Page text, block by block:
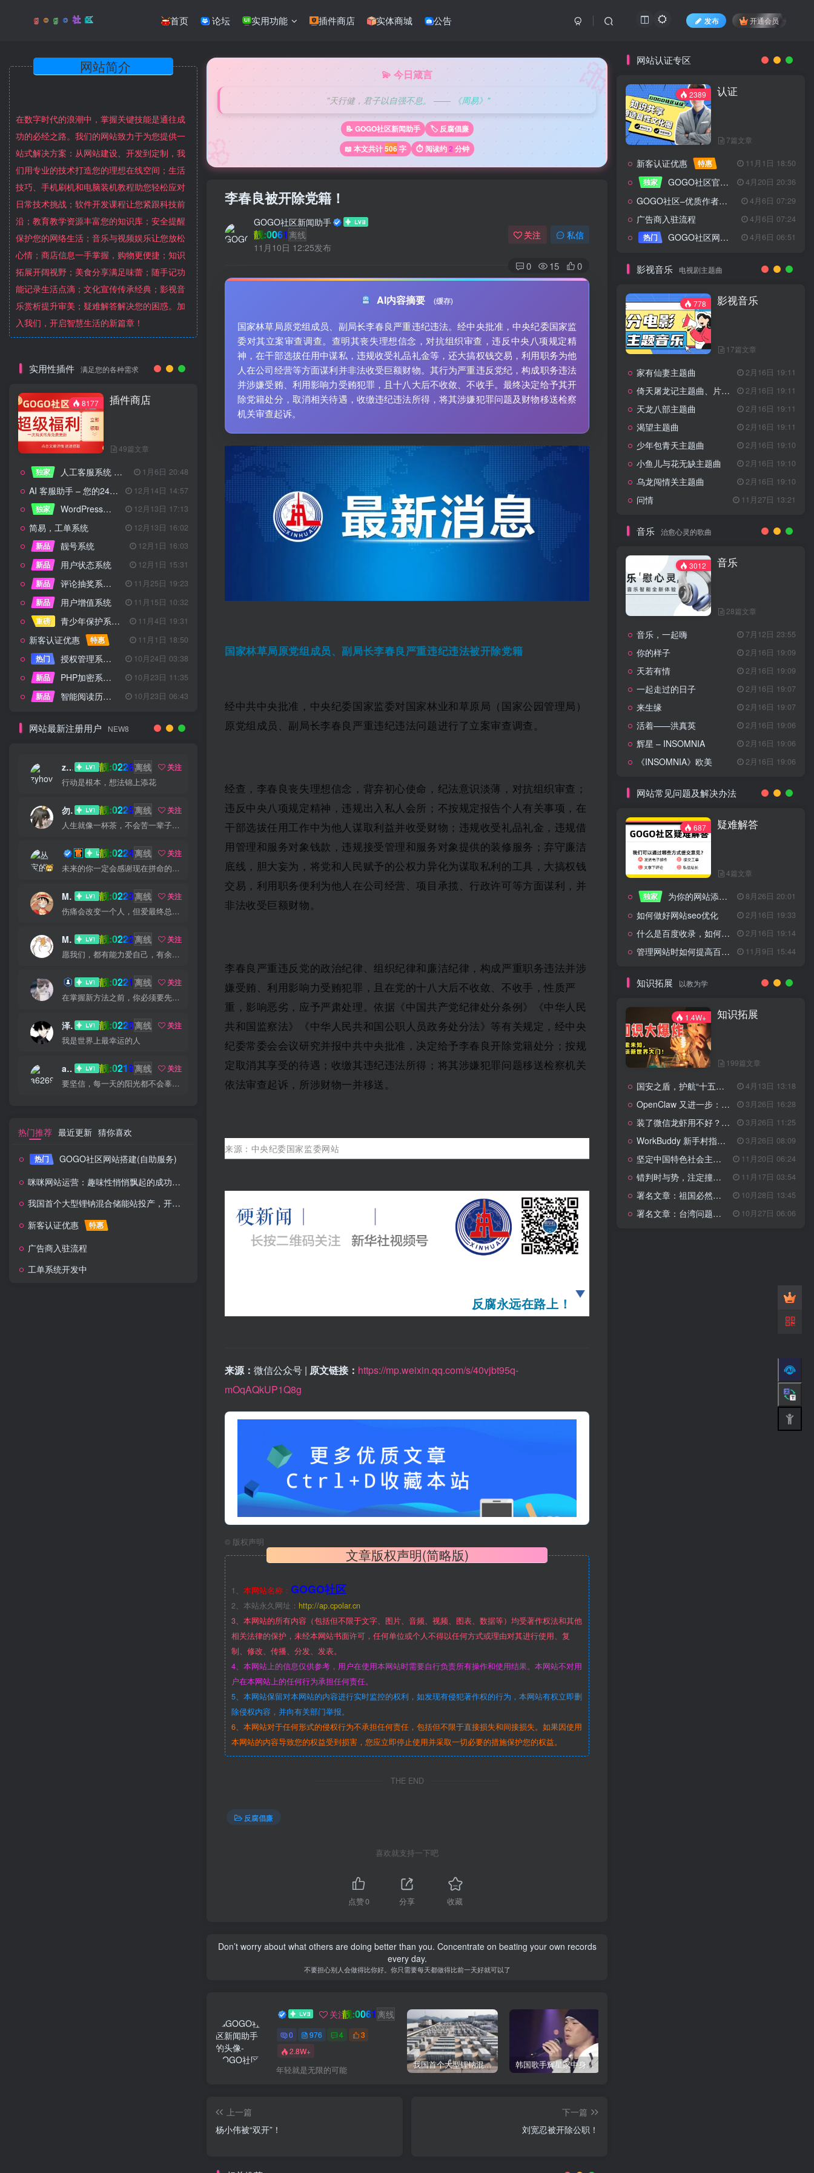
首页 论坛 实用功能 插件商店 实体商城 公告 发布 开通会员
在数字时代的浪潮中，掌握关键技能是通往成
功的必经之路。我们的网站致力于为您提供一
站式解决方案：从网站建设、开发到定制，我
们用专业的技术打造您的理想在线空间；生活
技巧、手机刷机和电脑装机教程助您轻松应对
日常技术挑战；软件开发课程让您紧跟科技前
沿；教育教学资源丰富您的知识库；安全提醒
保护您的网络生活；音乐与视频娱乐让您放松
心情；商店信息一手掌握，购物更便捷；知识
拓展开阔视野；美食分享满足味蕾；随手记功
能记录生活点滴；文化宣传传承经典；影视音
乐赏析提升审美；疑难解答解决您的困惑。加
入我们，开启智慧生活的新篇章！
实用性插件 满足您的各种需求
8177 插件商店
49篇文章
独家 人工客服系统 技术开发文档 1月6日 20:48
AI 客服助手 – 您的24/7智能客服专家
12月14日 14:57
独家
WordPress设备管理器插件 – 专业版 12月13日 17:13
简易，工单系统
12月13日 16:02
新品
靓号系统
12月1日 16:03
新品
用户状态系统
12月1日 15:31
新品
评论抽奖系统 – 完整功能详解
11月25日 19:23
新品
用户增值系统
11月15日 10:32
重磅
青少年保护系统 专为子比主题开发 11月4日 19:31
新客认证优惠 特惠
11月1日 18:50
热门
授权管理系统子比主题专版
10月24日 03:38
新品
PHP加密系统专业版
10月23日 11:35
新品
智能阅读历史系统 10月23日 06:43
网站最新注册用户 NEW8
zyhove 靓:0226离线
关注
行动是根本，想法锦上添花
勿听 靓:0225离线
关注
人生就像一杯茶，不会苦一辈子，但总会苦一阵子
丛宝 靓:0224离线
关注
未来的你一定会感谢现在拼命的自己
MS-康娃 靓:0223离线
关注
伤痛会改变一个人，但爱最终总会让你找回最初的自己
Miss 先生 靓:0222离线
关注
愿我们，都有能力爱自己，有余力爱别人
猫小白 靓:0221 离线
关注
在掌握新方法之前，你必须要先换一种思考方法
泽宇 靓:0220离线
关注
我是世界上最幸运的人
a626911 靓:0219离线
关注
要坚信，每一天的阳光都不会辜负自己的笑容
热门推荐 最近更新 猜你喜欢
热门
GOGO社区网站搭建(自助服务)
咪咪网站运营：趣味性悄悄飘起的成功风头
我国首个大型锂钠混合储能站投产，开启储能新时代
新客认证优惠
特惠
广告商入驻流程
工单系统开发中
🎀
🌸
💫 今日箴言
"天行健，君子以自强不息。 —— 《周易》"
📝 GOGO社区新闻助手
🏷️ 反腐倡廉
📖 本文共计506字 ⏱️ 阅读约2 分钟
李春良被开除党籍！
GOGO社区新闻助手
靓:0061 离线
11月10日 12:25发布
关注 私信
0 15 0
AI内容摘要 (缓存)
国家林草局原党组成员、副局长李春良严重违纪违法。经中央批准，中央纪委国家监
委对其立案审查调查。查明其丧失理想信念，对抗组织审查，违反中央八项规定精
神，在干部选拔任用中谋私，违规收受礼品礼金等，还大搞权钱交易，利用职务为他
人在公司经营等方面谋利并非法收受巨额财物。其行为严重违反党纪，构成职务违法
并涉嫌受贿、利用影响力受贿犯罪，且十八大后不收敛、不收手。最终决定给予其开
除党籍处分，取消相关待遇，收缴违纪违法所得，将其涉嫌犯罪问题及财物移送检察
机关审查起诉。
国家林草局原党组成员、副局长李春良严重违纪违法被开除党籍
经中共中央批准，中央纪委国家监委对国家林业和草原局（国家公园管理局）
原党组成员、副局长李春良严重违纪违法问题进行了立案审查调查。
经查，李春良丧失理想信念，背弃初心使命，纪法意识淡薄，对抗组织审查；
违反中央八项规定精神，违规出入私人会所；不按规定报告个人有关事项，在
干部选拔任用工作中为他人谋取利益并收受财物；违规收受礼品礼金，违规借
用管理和服务对象钱款，违规接受管理和服务对象提供的装修服务；弃守廉洁
底线，胆大妄为，将党和人民赋予的公权力异化为谋取私利的工具，大搞权钱
交易，利用职务便利为他人在公司经营、项目承揽、行政许可等方面谋利，并
非法收受巨额财物。
李春良严重违反党的政治纪律、组织纪律和廉洁纪律，构成严重职务违法并涉
嫌受贿、利用影响力受贿犯罪，且在党的十八大后不收敛、不收手，性质严
重，影响恶劣，应予严肃处理。依据《中国共产党纪律处分条例》《中华人民
共和国监察法》《中华人民共和国公职人员政务处分法》等有关规定，经中央
纪委常委会会议研究并报中共中央批准，决定给予李春良开除党籍处分；按规
定取消其享受的待遇；收缴其违纪违法所得；将其涉嫌犯罪问题移送检察机关
依法审查起诉，所涉财物一并移送。
来源 ：中央纪委国家监委网站
反腐永远在路上！
来源： 微信公众号 | 原文链接： https://mp.weixin.qq.com/s/40vjbt95q-
mOqAQkUP1Q8g
© 版权声明
文章版权声明(简略版)
1、 本网站名称： GOGO社区
2、本站永久网址： http://ap.cpolar.cn
3、本网站的所有内容（包括但不限于文字、图片、音频、视频、图表、数据等）均受著作权法和其他
相关法律的保护，未经本网站书面许可，任何单位或个人不得以任何方式或理由对其进行使用、复
制、修改、传播、分发、发表。
4、本网站上的信息仅供参考，用户在使用本网站时需要自行负责所有操作和使用结果。本网站不对用
户在本网站上的任何行为承担任何责任。
5、本网站保留对本网站的内容进行实时监控的权利，如发现有侵犯著作权的行为，本网站有权立即删
除侵权内容，并向有关部门举报。
6、本网站对于任何形式的侵权行为不承担任何责任，包括但不限于直接损失和间接损失。如果因使用
本网站的内容导致您的权益受到损害，您应立即停止使用并采取一切必要的措施保护您的权益。
THE END
反腐倡廉
喜欢就支持一下吧
点赞0 分享 收藏
Don’t worry about what others are doing better than you. Concentrate on beating your own records
every day.
不要担心别人会做得比你好。你只需要每天都做得比前一天好就可以了
GOGO社区新闻助手
关注靓:0061 离线
0 976 4
3
2.8W+
年轻就是无限的可能 我国首个大型锂钠混合储能站投产，开启储能新时代 韩国歌手辉星家中身亡，终年43岁，警方调查死因
上一篇
杨小伟被“双开”！
下一篇
刘宽忍被开除公职！
网站认证专区
2389 认证
7篇文章
新客认证优惠 特惠
11月1日 18:50
独家
GOGO社区官方成员认证 4月20日 20:36
GOGO社区–优质作者认证 4月6日 07:29
广告商入驻流程
4月6日 07:24
热门
GOGO社区网站搭建(自助服务) 4月6日 06:51
影视音乐 电视剧主题曲
778 影视音乐
17篇文章
家有仙妻主题曲 2月16日 19:11
倚天屠龙记主题曲、片头曲 2月16日 19:11
天龙八部主题曲 2月16日 19:11
渴望主题曲 2月16日 19:11
少年包青天主题曲 2月16日 19:10
小鱼儿与花无缺主题曲 2月16日 19:10
乌龙闯情关主题曲 2月16日 19:10
问情 11月27日 13:21
音乐 治愈心灵的歌曲
3012 音乐
28篇文章
音乐，一起嗨 7月12日 23:55
你的样子 2月16日 19:09
天若有情 2月16日 19:09
一起走过的日子 2月16日 19:07
来生缘 2月16日 19:07
活着——洪真英 2月16日 19:06
辉星 – INSOMNIA 2月16日 19:06
《INSOMNIA》欧美 2月16日 19:06
网站常见问题及解决办法
687 疑难解答
4篇文章
独家 为你的网站添加百度登录 8月26日 20:01
如何做好网站seo优化 2月16日 19:33
什么是百度收录，如何提高收录量？ 2月16日 19:14
管理网站时如何提高百度权重？ 11月9日 15:44
知识拓展 以教为学
1.4W+ 知识拓展
199篇文章
国安之盾，护航“十五五”新征程 4月13日 13:18
OpenClaw 又进一步：微信直连+安全检测+版本切换 3月26日 16:28
装了微信龙虾用不好？3步让你轻松指挥AI干活！ 3月26日 11:25
WorkBuddy 新手村指南：10 个核心技巧帮你解锁满级虾🦞！ 3月26日 08:09
坚定中国特色社会主义法治的政治定力 11月20日 06:24
错判时与势，注定撞南墙 11月17日 03:54
署名文章：祖国必然统一势不可挡 10月28日 13:45
署名文章：台湾问题的由来和性质 10月27日 06:06
新客认证优惠 特惠
11月1日 18:50
独家
GOGO社区官方成员认证
GOGO社区–优质作者认证
广告商入驻流程
4月6日 07:24
热门
GOGO社区网站搭建(自助服务) 4月6日 06:51
电视剧主题曲
影视音乐
17篇文章
家有仙妻主题曲 2月16日 19:11
倚天屠龙记主题曲、片头曲 2月16日 19:11
渴望主题曲
少年包青天主题曲
小鱼儿与花无缺主题曲
乌龙闯情关主题曲 2月16日 19:10
问情 11月27日 13:21
治愈心灵的歌曲
28篇文章
音乐，一起嗨 7月12日 23:55
你的样子 2月16日 19:09
一起走过的日子 2月16日 19:07
来生缘
活着——洪真英
辉星 – INSOMNIA 2月16日 19:06
《INSOMNIA》欧美 2月16日 19:06
疑难解答
4篇文章
独家 为你的网站添加百度登录
如何做好网站seo优化
什么是百度收录，如何提高收录量？ 2月16日 19:14
管理网站时如何提高百度权重？ 11月9日 15:44
以教为学
知识拓展
199篇文章
国安之盾，护航“十五五”新征程 4月13日 13:18
11月20日 06:24